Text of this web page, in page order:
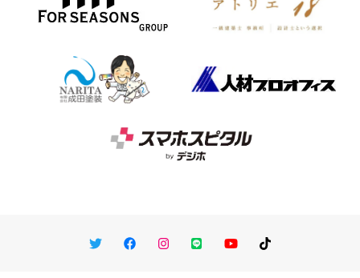
TwitterFacebookInstagram
LINE You TubeTikTok